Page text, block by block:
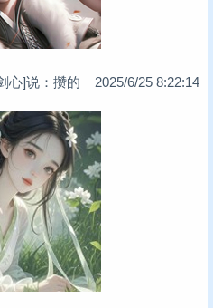
心]说：攒的 2025/6/25 8:22:14